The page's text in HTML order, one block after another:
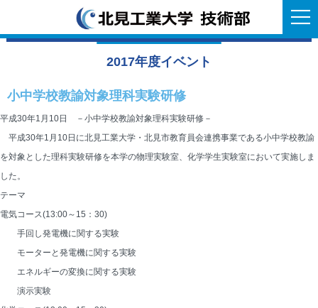
2017年度イベント
小中学校教諭対象理科実験研修
平成30年1月10日 －小中学校教諭対象理科実験研修－
平成30年1月10日に北見工業大学・北見市教育員会連携事業である小中学校教諭
を対象とした理科実験研修を本学の物理実験室、化学学生実験室において実施しま
した。
テーマ
電気コース(13:00～15：30)
手回し発電機に関する実験
モーターと発電機に関する実験
エネルギーの変換に関する実験
演示実験